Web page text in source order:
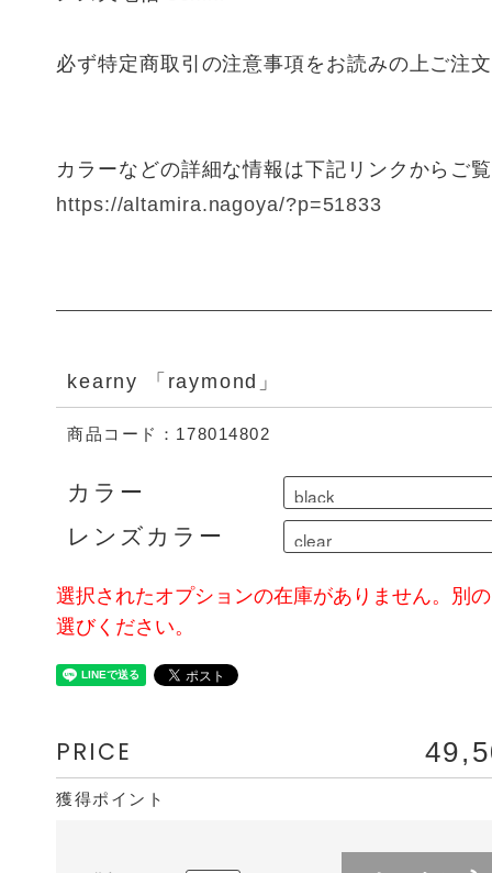
必ず特定商取引の注意事項をお読みの上ご注
カラーなどの詳細な情報は下記リンクからご
https://altamira.nagoya/?p=51833
kearny 「raymond」
商品コード：178014802
カラー
レンズカラー
選択されたオプションの在庫がありません。別
選びください。
PRICE
獲得ポイント